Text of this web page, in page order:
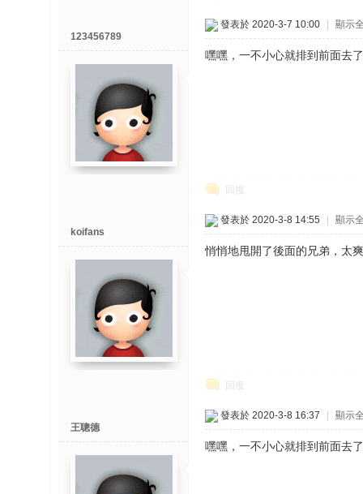
123456789
發表於 2020-3-7 10:00 顯示
嘿嘿，一不小心就排到前面去了
回復
koifans
發表於 2020-3-8 14:55 顯示
悄悄地甩開了後面的兄弟，太
回復
王聰德
發表於 2020-3-8 16:37 顯示
嘿嘿，一不小心就排到前面去了